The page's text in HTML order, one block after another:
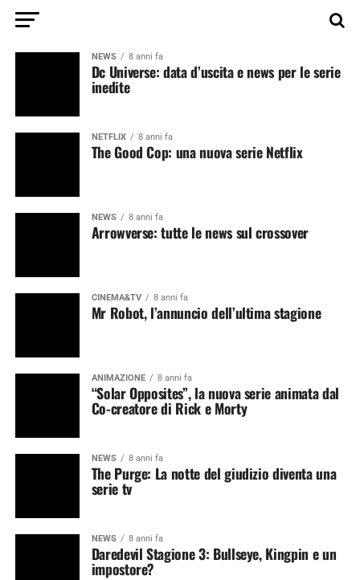
NEWS 8 anni fa
Dc Universe: data d’uscita e news per le serie
inedite
NETFLIX 8 anni fa
The Good Cop: una nuova serie Netflix
NEWS 8 anni fa
Arrowverse: tutte le news sul crossover
CINEMA&TV 8 anni fa
Mr Robot, l’annuncio dell’ultima stagione
ANIMAZIONE 8 anni fa
“Solar Opposites”, la nuova serie animata dal
Co-creatore di Rick e Morty
NEWS 8 anni fa
The Purge: La notte del giudizio diventa una
serie tv
NEWS 8 anni fa
Daredevil Stagione 3: Bullseye, Kingpin e un
impostore?